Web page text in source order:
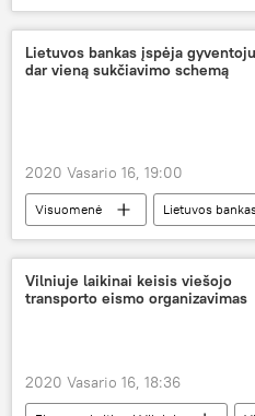
vaistai
Lietuvos bankas įspėja
dar vieną sukčiavimo schemą
2020 Vasario 16, 19:00
Visuomenė Lietuvos
sukčiavimas
internetinis
Vilniuje laikinai keisis viešojo
transporto eismo organizavimas
2020 Vasario 16, 18:36